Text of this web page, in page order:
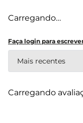
Carregando…
Faça login para
Mais recentes
Carregando